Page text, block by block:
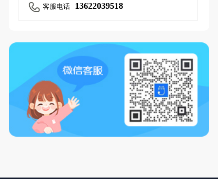
客服电话 13622039518